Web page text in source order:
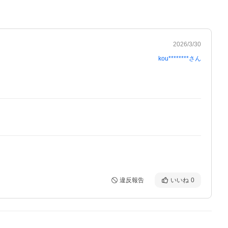
2026/3/30
kou********さん
違反報告 いいね 0